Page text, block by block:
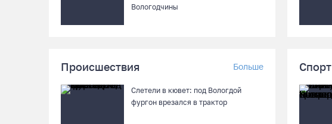
Вологодчины
Происшествия Больше
Слетели в кювет: под Вологдой
фургон врезался в трактор
Спорт